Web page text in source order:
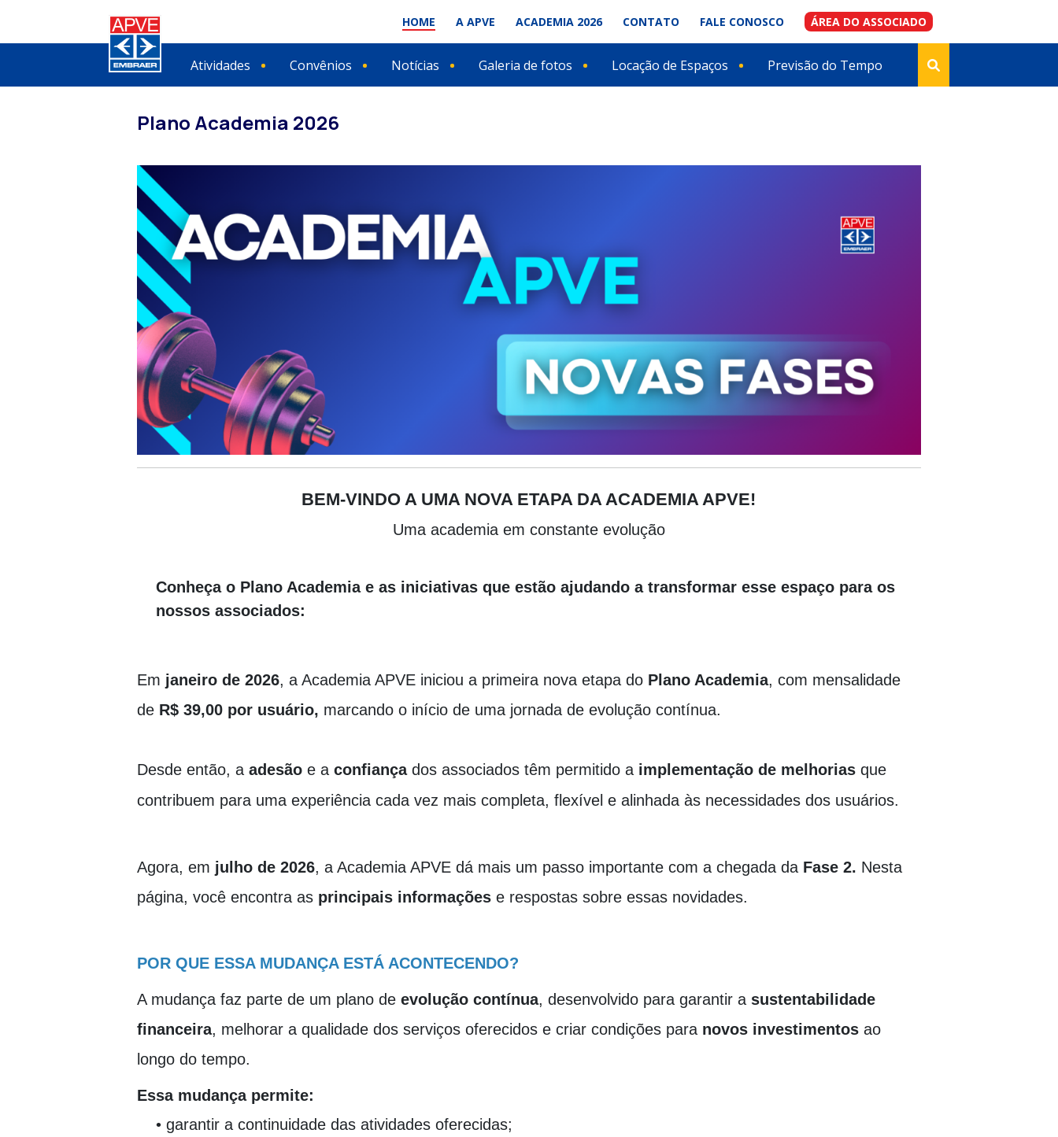
HOME A APVE ACADEMIA 2026 CONTATO FALE CONOSCO ÁREA DO ASSOCIADO
Atividades Convênios Notícias Galeria de fotos Locação de Espaços Previsão do Tempo
Plano Academia 2026
BEM-VINDO A UMA NOVA ETAPA DA ACADEMIA APVE!
Uma academia em constante evolução
Conheça o Plano Academia e as iniciativas que estão ajudando a transformar esse espaço para os
nossos associados:
Em janeiro de 2026, a Academia APVE iniciou a primeira nova etapa do Plano Academia, com mensalidade
de R$ 39,00 por usuário, marcando o início de uma jornada de evolução contínua.
Desde então, a adesãoe a confiançados associados têm permitido a implementação de melhoriasque
contribuem para uma experiência cada vez mais completa, flexível e alinhada às necessidades dos usuários.
Agora, em julho de 2026, a Academia APVE dá mais um passo importante com a chegada da Fase 2. Nesta
página, você encontra as principais informaçõese respostas sobre essas novidades.
POR QUE ESSA MUDANÇA ESTÁ ACONTECENDO?
A mudança faz parte de um plano de evolução contínua, desenvolvido para garantir a sustentabilidade
financeira, melhorar a qualidade dos serviços oferecidos e criar condições para novos investimentosao
longo do tempo.
Essa mudança permite:
• garantir a continuidade das atividades oferecidas;